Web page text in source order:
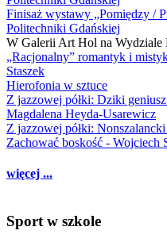
Finisaż wystawy „Pomiędzy /
Politechniki Gdańskiej
W Galerii Art Hol na
„Racjonalny” romantyk i
Staszek
Hierofonia w sztuce
Z jazzowej półki: Dziki
Magdalena Heyda-Usarewicz
Z jazzowej półki:
Zachować boskość - Wojciech
więcej ...
Sport w szkole